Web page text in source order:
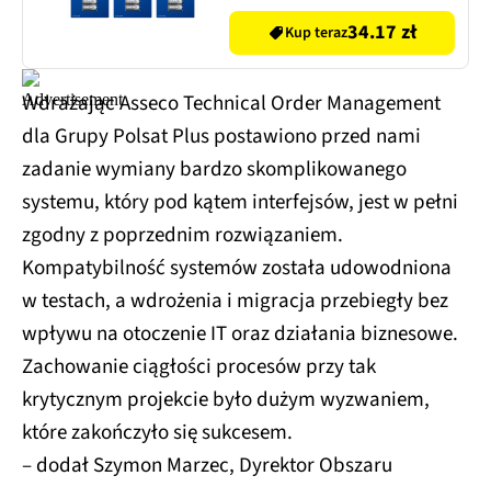
Kup teraz34.17 zł
Wdrażając Asseco Technical Order Management
dla Grupy Polsat Plus postawiono przed nami
zadanie wymiany bardzo skomplikowanego
systemu, który pod kątem interfejsów, jest w pełni
zgodny z poprzednim rozwiązaniem.
Kompatybilność systemów została udowodniona
w testach, a wdrożenia i migracja przebiegły bez
wpływu na otoczenie IT oraz działania biznesowe.
Zachowanie ciągłości procesów przy tak
krytycznym projekcie było dużym wyzwaniem,
które zakończyło się sukcesem.
– dodał Szymon Marzec, Dyrektor Obszaru